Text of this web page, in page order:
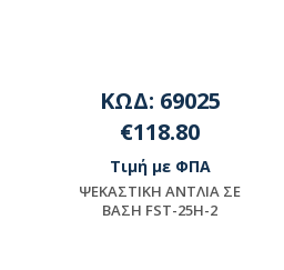
ΚΩΔ: 69025
€118.80
Τιμή με ΦΠΑ
ΨEKAΣTIKH ANTΛIA ΣE
BAΣH FST-25H-2